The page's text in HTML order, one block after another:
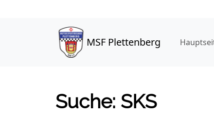
MSF Plettenberg
Suche: SKS